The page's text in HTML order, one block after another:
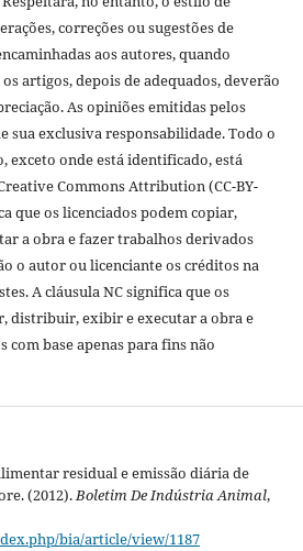
correções ou sugestões de
aos autores, quando
os artigos, depois de adequados, deverão
As opiniões emitidas pelos
sua exclusiva responsabilidade. Todo o
exceto onde está identificado, está
Commons Attribution (CC-BY-
que os licenciados podem copiar,
a obra e fazer trabalhos derivados
o autor ou licenciante os créditos na
A cláusula NC significa que os
distribuir, exibir e executar a obra e
base apenas para fins não
residual e emissão diária de
(2012).Boletim De Indústria Animal,
bia/article/view/1187